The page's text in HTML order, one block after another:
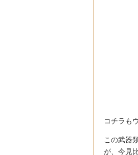
コチラも
この武器
が、今見